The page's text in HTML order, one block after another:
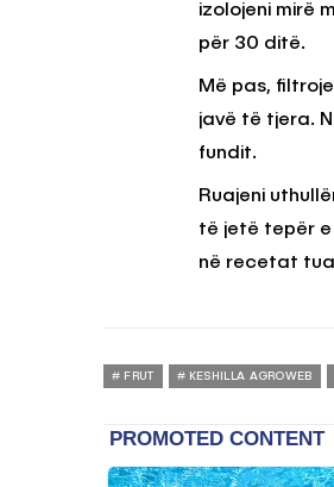
izolojeni mirë
për 30 ditë.
Më pas,
javë të tjera.
fundit.
Ruajeni
të jetë tepër
në recetat
FRUT KESHILLA AGROWEB